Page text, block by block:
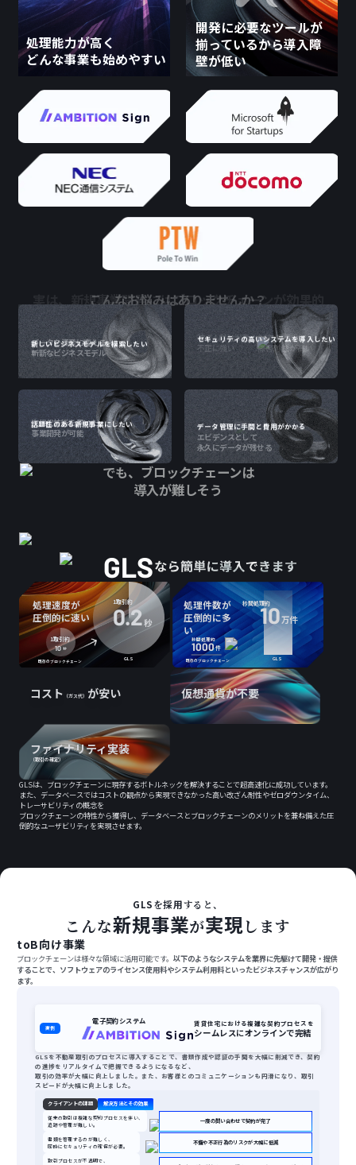
処理能力が高く
どんな事業も始めやすい
開発に必要なツールが
揃っているから導入障
壁が低い
実は、新規事業開発にはブロックチェーンが効果的
新しいビジネスモデルを模索したい
データを資産に変える
斬新なビジネスモデル
セキュリティの高いシステムを導入したい
改ざん耐性が高く
不正に強い
24時間稼働で
障害耐性が高い
話題性のある新規事業にしたい
次世代技術を用いた
事業開発が可能
データ管理に手間と費用がかかる
エビデンスとして
永久にデータが残せる
でも、ブロックチェーンは
導入が難しそう
GLS
10 秒
処理速度が
圧倒的に速い
0.2秒
1取引約
1取引約
既存のブロックチェーン GLS 既存のブロックチェーン GLS
処理件数が
圧倒的に多
い
10万件
秒間処理約
1000件
秒間処理約
コスト （ガス代） が安い 仮想通貨が不要
ファイナリティ実装
（取引の確定）
GLSは、ブロックチェーンに現存するボトルネックを解決することで超高速化に成功しています。
また、データベースではコストの観点から実現できなかった高い改ざん耐性やゼロダウンタイム、
トレーサビリティの概念を
ブロックチェーンの特性から獲得し、データベースとブロックチェーンのメリットを兼ね備えた圧
倒的なユーザビリティを実現させます。
GLSを採用すると、
こんな新規事業が実現します
toB向け事業
ブロックチェーンは様々な領域に活用可能です。 以下のようなシステムを業界に先駆けて開発・提供
することで、ソフトウェアのライセンス使用料やシステム利用料といったビジネスチャンスが広がり
ます。
電子契約システム 賃貸住宅における複雑な契約プロセスを
シームレスにオンラインで完結
実例
GLSを不動産取引のプロセスに導入することで、書類作成や認証の手間を大幅に削減でき、契約
の進捗をリアルタイムで把握できるようになるなど、
取引の効率が大幅に向上しました。また、お客様とのコミュニケーションも円滑になり、取引
スピードが大幅に向上しました。
クライアントの課題
解決方法とその効果
従来の取引は複雑な契約プロセスを伴い、
追跡や管理が難しい。
一度の問い合わせで契約が完了
書類を管理するのが難しく、
同時にセキュリティの確保が必要。
不備や不正行為のリスクが大幅に低減
取引プロセスが不透明で、